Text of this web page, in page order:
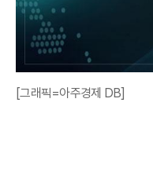
[그래픽=아주경제 DB]